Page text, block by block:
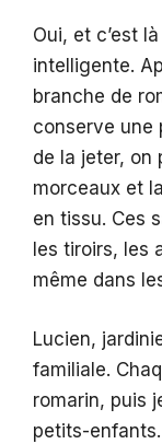
Oui, et c’est
intelligente.
branche de
conserve une
de la jeter, on
morceaux et
en tissu. Ces
les tiroirs, les
même dans
Lucien,
familiale.
romarin, puis
petits-